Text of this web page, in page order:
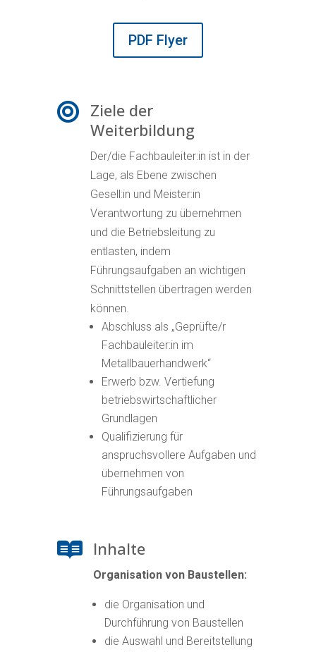
PDF Flyer
 Ziele der
Weiterbildung
Der/die Fachbauleiter:in ist in der
Lage, als Ebene zwischen
Gesell:in und Meister:in
Verantwortung zu übernehmen
und die Betriebsleitung zu
entlasten, indem
Führungsaufgaben an wichtigen
Schnittstellen übertragen werden
können.
Abschluss als „Geprüfte/r
Fachbauleiter:in im
Metallbauerhandwerk“
Erwerb bzw. Vertiefung
betriebswirtschaftlicher
Grundlagen
Qualifizierung für
anspruchsvollere Aufgaben und
übernehmen von
Führungsaufgaben
 Inhalte
Organisation von Baustellen:
die Organisation und
Durchführung von Baustellen
die Auswahl und Bereitstellung